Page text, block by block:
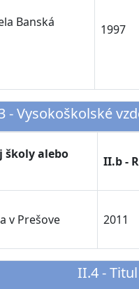
Banská
1997
- Vysokoškolské
školy alebo
II.b -
v Prešove 2011
II.4 -